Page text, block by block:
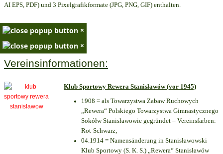
AI EPS, PDF) und 3 Pixelgrafikformate (JPG, PNG, GIF) enthalten.
×
×
Vereinsinformationen:
Klub Sportowy Rewera Stanisławów (vor 1945)
1908 = als Towarzystwa Zabaw Ruchowych
„Rewera“ Polskiego Towarzystwa Gimnastycznego
Sokółw Stanisławowie gegründet – Vereinsfarben:
Rot-Schwarz;
04.1914 = Namensänderung in Stanisławowski
Klub Sportowy (S. K. S.) „Rewera“ Stanisławów